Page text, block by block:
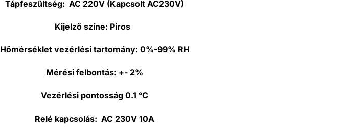
Tápfeszültség: AC 220V (Kapcsolt AC230V)
Kijelző színe: Piros
Hőmérséklet vezérlési tartomány: 0%-99% RH
Mérési felbontás: +- 2%
Vezérlési pontosság 0.1 °C
Relé kapcsolás: AC 230V 10A